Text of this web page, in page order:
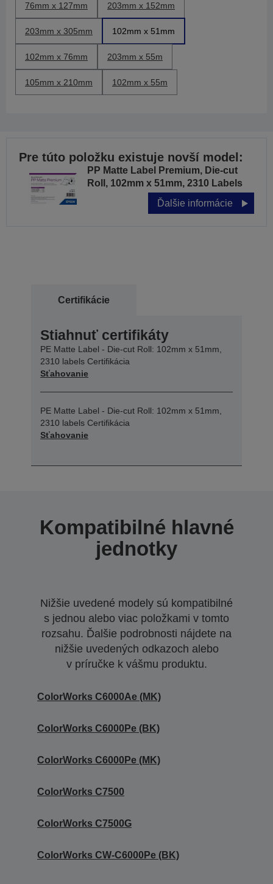
76mm x 127mm 203mm x 152mm
203mm x 305mm 102mm x 51mm
102mm x 76mm 203mm x 55m
105mm x 210mm 102mm x 55m
Pre túto položku existuje novší model:
PP Matte Label Premium, Die-cut
Roll, 102mm x 51mm, 2310 Labels
Ďalšie informácie
Certifikácie
Stiahnuť certifikáty
PE Matte Label - Die-cut Roll: 102mm x 51mm,
2310 labels Certifikácia
Sťahovanie
PE Matte Label - Die-cut Roll: 102mm x 51mm,
2310 labels Certifikácia
Sťahovanie
Kompatibilné hlavné
jednotky
Nižšie uvedené modely sú kompatibilné
s jednou alebo viac položkami v tomto
rozsahu. Ďalšie podrobnosti nájdete na
nižšie uvedených odkazoch alebo
v príručke k vášmu produktu.
ColorWorks C6000Ae (MK)
ColorWorks C6000Pe (BK)
ColorWorks C6000Pe (MK)
ColorWorks C7500
ColorWorks C7500G
ColorWorks CW-C6000Pe (BK)